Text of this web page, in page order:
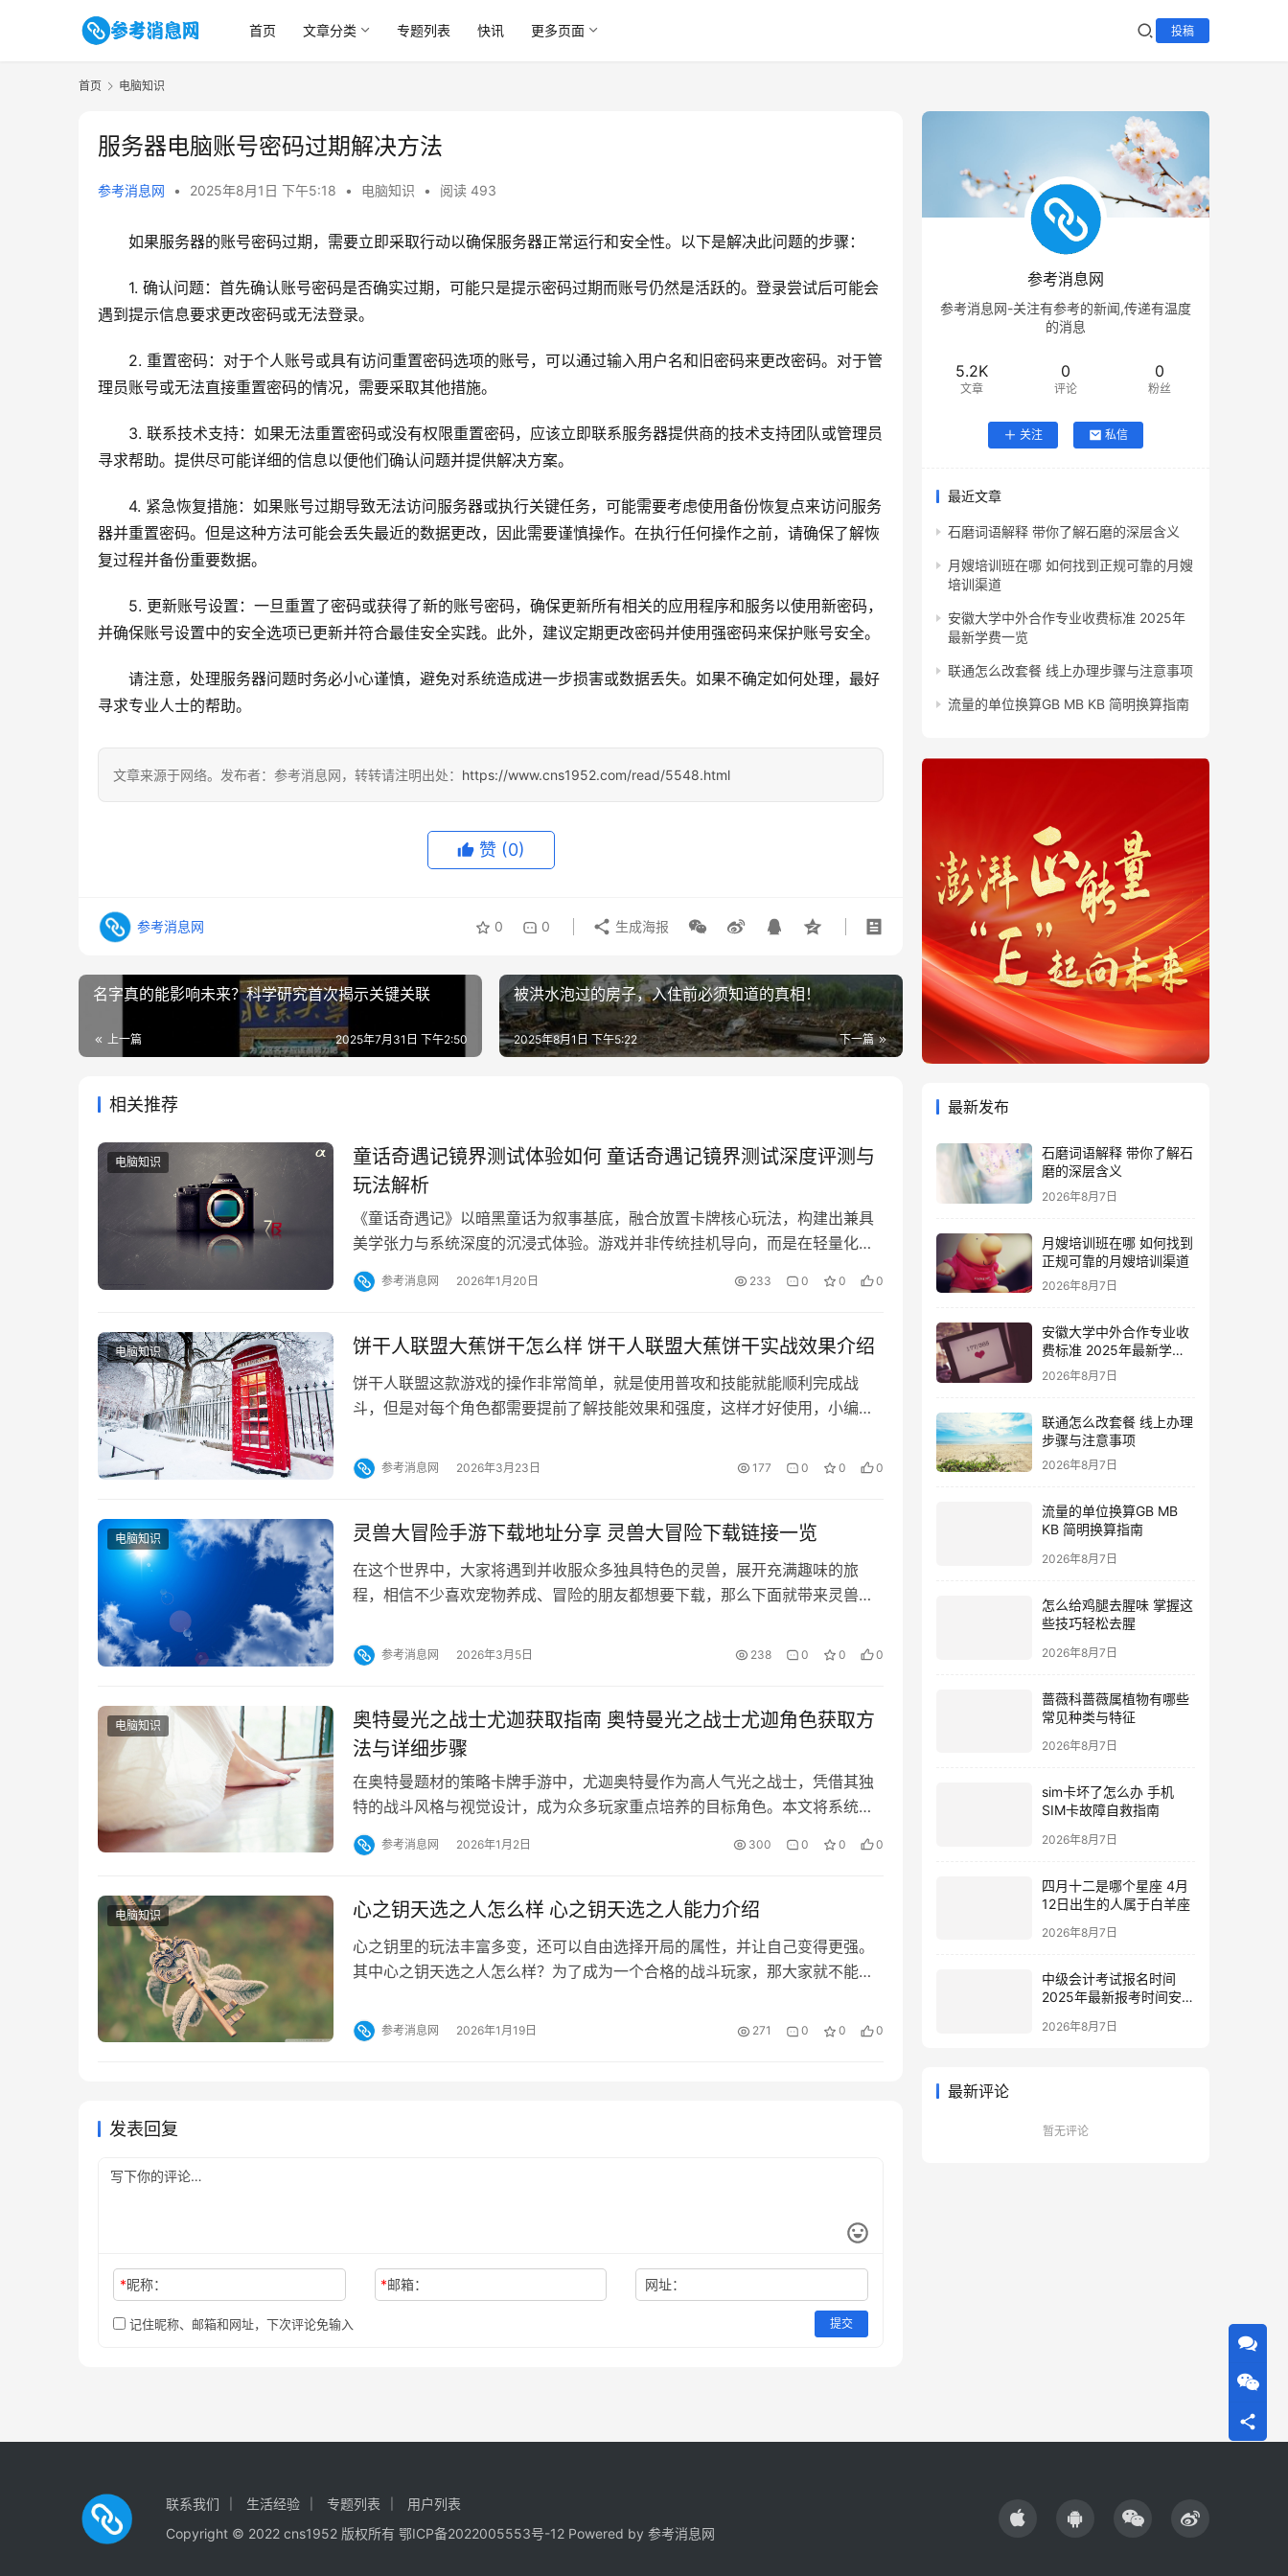
首页 文章分类 专题列表 快讯 更多页面 投稿
首页 电脑知识
服务器电脑账号密码过期解决方法
参考消息网 • 2025年8月1日 下午5:18 • 电脑知识 • 阅读 493
如果服务器的账号密码过期，需要立即采取行动以确保服务器正常运行和安全性。以下是解决此问题的步骤：
1. 确认问题：首先确认账号密码是否确实过期，可能只是提示密码过期而账号仍然是活跃的。登录尝试后可能会
遇到提示信息要求更改密码或无法登录。
2. 重置密码：对于个人账号或具有访问重置密码选项的账号，可以通过输入用户名和旧密码来更改密码。对于管
理员账号或无法直接重置密码的情况，需要采取其他措施。
3. 联系技术支持：如果无法重置密码或没有权限重置密码，应该立即联系服务器提供商的技术支持团队或管理员
寻求帮助。提供尽可能详细的信息以便他们确认问题并提供解决方案。
4. 紧急恢复措施：如果账号过期导致无法访问服务器或执行关键任务，可能需要考虑使用备份恢复点来访问服务
器并重置密码。但是这种方法可能会丢失最近的数据更改，因此需要谨慎操作。在执行任何操作之前，请确保了解恢
复过程并备份重要数据。
5. 更新账号设置：一旦重置了密码或获得了新的账号密码，确保更新所有相关的应用程序和服务以使用新密码，
并确保账号设置中的安全选项已更新并符合最佳安全实践。此外，建议定期更改密码并使用强密码来保护账号安全。
请注意，处理服务器问题时务必小心谨慎，避免对系统造成进一步损害或数据丢失。如果不确定如何处理，最好
寻求专业人士的帮助。
文章来源于网络。发布者：参考消息网，转转请注明出处： https://www.cns1952.com/read/5548.html
赞 (0)
参考消息网 0 0 生成海报
名字真的能影响未来？科学研究首次揭示关键关联
上一篇 2025年7月31日 下午2:50
被洪水泡过的房子，入住前必须知道的真相！
下一篇
2025年8月1日 下午5:22
相关推荐
电脑知识
童话奇遇记镜界测试体验如何 童话奇遇记镜界测试深度评测与
玩法解析
《童话奇遇记》以暗黑童话为叙事基底，融合放置卡牌核心玩法，构建出兼具
美学张力与系统深度的沉浸式体验。游戏并非传统挂机导向，而是在轻量化操
作前提下，拓展出大世界自由探索、机关谜题破解、角色收集养成等多维内容
模块，形成节奏丰富、层次分明的长线游玩结构。 【童话奇遇记】最新版预
可完整…
参考消息网 2026年1月20日 233 0 0 0
电脑知识 饼干人联盟大蕉饼干怎么样 饼干人联盟大蕉饼干实战效果介绍
饼干人联盟这款游戏的操作非常简单，就是使用普攻和技能就能顺利完成战
斗，但是对每个角色都需要提前了解技能效果和强度，这样才好使用，小编今
的一类。但是他在战斗中的助攻能力却很出色，值得大家研究。 这些角色的攻
略介绍在九游都能免费提供，欢迎随时来查看。除了这方面的优势之外，九游
参考消息网 2026年3月23日 177 0 0 0
电脑知识 灵兽大冒险手游下载地址分享 灵兽大冒险下载链接一览
在这个世界中，大家将遇到并收服众多独具特色的灵兽，展开充满趣味的旅
程，相信不少喜欢宠物养成、冒险的朋友都想要下载，那么下面就带来灵兽大
九游中进行下载，九游是阿里巴巴灵犀互娱产品，大平台能提供保障，而且九
游有海量游戏，进入里面还能享受到登录送券、0元首充和5折月卡。 【灵兽大
参考消息网 2026年3月5日 238 0 0 0
电脑知识
奥特曼光之战士尤迦获取指南 奥特曼光之战士尤迦角色获取方
法与详细步骤
在奥特曼题材的策略卡牌手游中，尤迦奥特曼作为高人气光之战士，凭借其独
特的战斗风格与视觉设计，成为众多玩家重点培养的目标角色。本文将系统梳
理尤迦奥特曼的获取路径、资源规划建议及后期养成要点，帮助新老玩家高效
达成角色收集目标。 新手期资源积累是解锁尤迦奥特曼的基础。游戏首日登录
用500钻石兑…
参考消息网 2026年1月2日 300 0 0 0
电脑知识 心之钥天选之人怎么样 心之钥天选之人能力介绍
心之钥里的玩法丰富多变，还可以自由选择开局的属性，并让自己变得更强。
其中心之钥天选之人怎么样？为了成为一个合格的战斗玩家，那大家就不能马
为一旦选错的话，那就很难在战斗中获得优势，需要重新练一个号了。 不过除
了天赋之外，大家也要获取海量资源以及装备，才有实力解决对手。此刻必须
参考消息网 2026年1月19日 271 0 0 0
发表回复
*昵称： *邮箱： 网址：
记住昵称、邮箱和网址，下次评论免输入 提交
参考消息网
参考消息网-关注有参考的新闻,传递有温度
的消息
5.2K
文章
0
评论
0
粉丝
关注 私信
最近文章
石磨词语解释 带你了解石磨的深层含义
月嫂培训班在哪 如何找到正规可靠的月嫂
培训渠道
安徽大学中外合作专业收费标准 2025年
最新学费一览
联通怎么改套餐 线上办理步骤与注意事项
流量的单位换算GB MB KB 简明换算指南
最新发布
石磨词语解释 带你了解石
磨的深层含义
2026年8月7日
月嫂培训班在哪 如何找到
正规可靠的月嫂培训渠道
2026年8月7日
安徽大学中外合作专业收
费标准 2025年最新学费
一览
2026年8月7日
联通怎么改套餐 线上办理
步骤与注意事项
2026年8月7日
流量的单位换算GB MB
KB 简明换算指南
2026年8月7日
怎么给鸡腿去腥味 掌握这
些技巧轻松去腥
2026年8月7日
蔷薇科蔷薇属植物有哪些
常见种类与特征
2026年8月7日
sim卡坏了怎么办 手机
SIM卡故障自救指南
2026年8月7日
四月十二是哪个星座 4月
12日出生的人属于白羊座
2026年8月7日
中级会计考试报名时间
2025年最新报考时间安排
2026年8月7日
最新评论
暂无评论
联系我们 生活经验 专题列表
用户列表
Copyright © 2022 cns1952 版权所有 鄂ICP备2022005553号-12Powered by 参考消息网